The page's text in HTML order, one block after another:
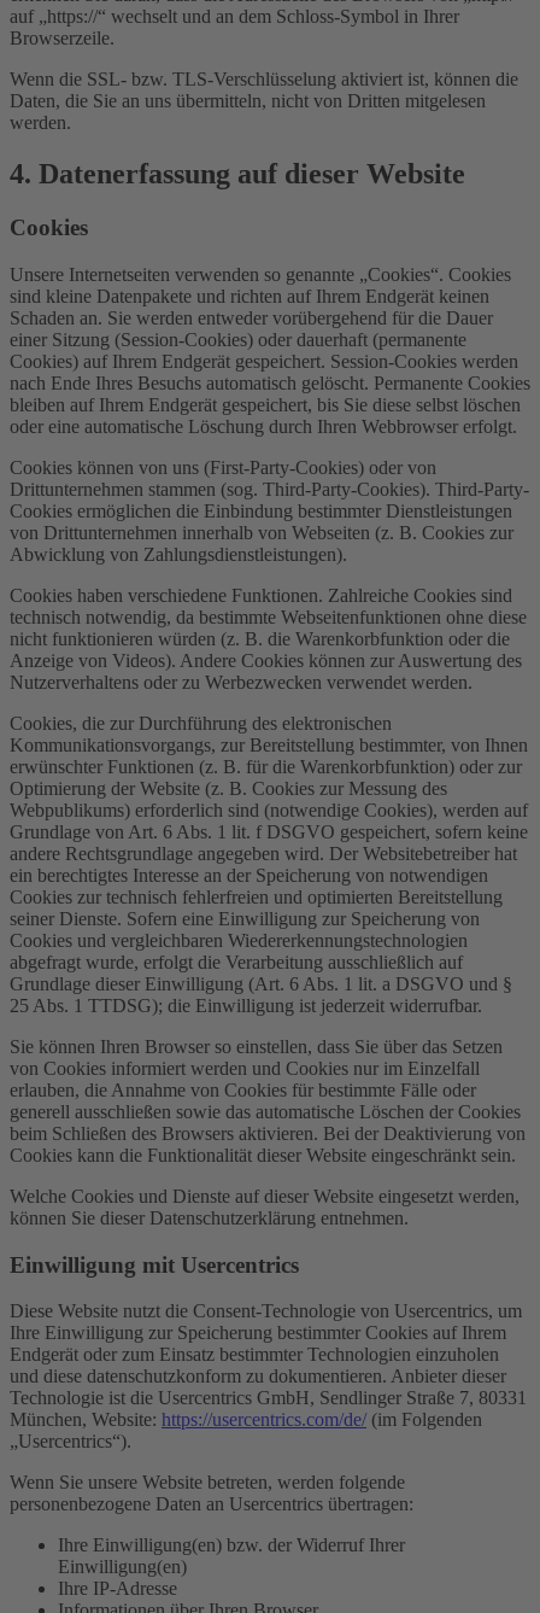
auf „https://“ wechselt und an dem Schloss-Symbol in Ihrer
Browserzeile.
Wenn die SSL- bzw. TLS-Verschlüsselung aktiviert ist, können die
Daten, die Sie an uns übermitteln, nicht von Dritten mitgelesen
werden.
4. Datenerfassung auf dieser Website
Cookies
Unsere Internetseiten verwenden so genannte „Cookies“. Cookies
sind kleine Datenpakete und richten auf Ihrem Endgerät keinen
Schaden an. Sie werden entweder vorübergehend für die Dauer
einer Sitzung (Session-Cookies) oder dauerhaft (permanente
Cookies) auf Ihrem Endgerät gespeichert. Session-Cookies werden
nach Ende Ihres Besuchs automatisch gelöscht. Permanente Cookies
bleiben auf Ihrem Endgerät gespeichert, bis Sie diese selbst löschen
oder eine automatische Löschung durch Ihren Webbrowser erfolgt.
Cookies können von uns (First-Party-Cookies) oder von
Drittunternehmen stammen (sog. Third-Party-Cookies). Third-Party-
Cookies ermöglichen die Einbindung bestimmter Dienstleistungen
von Drittunternehmen innerhalb von Webseiten (z. B. Cookies zur
Abwicklung von Zahlungsdienstleistungen).
Cookies haben verschiedene Funktionen. Zahlreiche Cookies sind
technisch notwendig, da bestimmte Webseitenfunktionen ohne diese
nicht funktionieren würden (z. B. die Warenkorbfunktion oder die
Anzeige von Videos). Andere Cookies können zur Auswertung des
Nutzerverhaltens oder zu Werbezwecken verwendet werden.
Cookies, die zur Durchführung des elektronischen
Kommunikationsvorgangs, zur Bereitstellung bestimmter, von Ihnen
erwünschter Funktionen (z. B. für die Warenkorbfunktion) oder zur
Optimierung der Website (z. B. Cookies zur Messung des
Webpublikums) erforderlich sind (notwendige Cookies), werden auf
Grundlage von Art. 6 Abs. 1 lit. f DSGVO gespeichert, sofern keine
andere Rechtsgrundlage angegeben wird. Der Websitebetreiber hat
ein berechtigtes Interesse an der Speicherung von notwendigen
Cookies zur technisch fehlerfreien und optimierten Bereitstellung
seiner Dienste. Sofern eine Einwilligung zur Speicherung von
Cookies und vergleichbaren Wiedererkennungstechnologien
abgefragt wurde, erfolgt die Verarbeitung ausschließlich auf
Grundlage dieser Einwilligung (Art. 6 Abs. 1 lit. a DSGVO und §
25 Abs. 1 TTDSG); die Einwilligung ist jederzeit widerrufbar.
Sie können Ihren Browser so einstellen, dass Sie über das Setzen
von Cookies informiert werden und Cookies nur im Einzelfall
erlauben, die Annahme von Cookies für bestimmte Fälle oder
generell ausschließen sowie das automatische Löschen der Cookies
beim Schließen des Browsers aktivieren. Bei der Deaktivierung von
Cookies kann die Funktionalität dieser Website eingeschränkt sein.
Welche Cookies und Dienste auf dieser Website eingesetzt werden,
können Sie dieser Datenschutzerklärung entnehmen.
Einwilligung mit Usercentrics
Diese Website nutzt die Consent-Technologie von Usercentrics, um
Ihre Einwilligung zur Speicherung bestimmter Cookies auf Ihrem
Endgerät oder zum Einsatz bestimmter Technologien einzuholen
und diese datenschutzkonform zu dokumentieren. Anbieter dieser
Technologie ist die Usercentrics GmbH, Sendlinger Straße 7, 80331
München, Website: https://usercentrics.com/de/ (im Folgenden
„Usercentrics“).
Wenn Sie unsere Website betreten, werden folgende
personenbezogene Daten an Usercentrics übertragen:
Ihre Einwilligung(en) bzw. der Widerruf Ihrer
Einwilligung(en)
Ihre IP-Adresse